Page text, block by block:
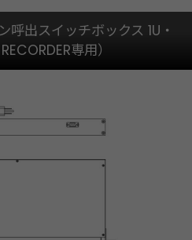
呼出スイッチボックス 1U・
専用）